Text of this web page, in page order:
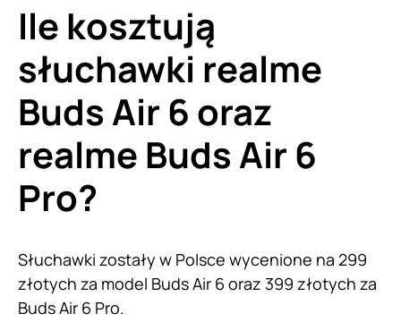
Ile kosztują
słuchawki realme
Buds Air 6 oraz
realme Buds Air 6
Pro?
Słuchawki zostały w Polsce wycenione na 299
złotych za model Buds Air 6 oraz 399 złotych za
Buds Air 6 Pro.